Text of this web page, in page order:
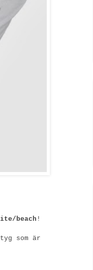
beach !
som är